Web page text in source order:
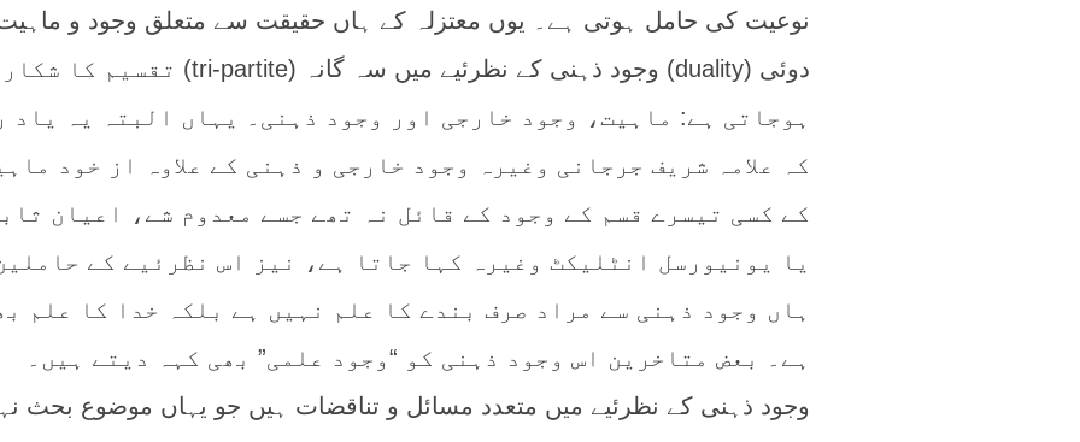
نوعیت کی حامل ہوتی ہے۔ یوں معتزلہ کے ہاں حقیقت سے متعلق وجود و
دوئی (duality) وجود ذہنی کے نظرئیے میں سہ گانہ (tri-partite) تقسیم کا شکار
ہوجاتی ہے: ماہیت، وجود خارجی اور وجود ذہنی۔ یہاں البتہ یہ یاد
کہ علامہ شریف جرجانی وغیرہ وجود خارجی و ذہنی کے علاوہ از خود
کے کسی تیسرے قسم کے وجود کے قائل نہ تھے جسے معدوم شے، اعیان
یا یونیورسل انٹلیکٹ وغیرہ کہا جاتا ہے، نیز اس نظرئیے کے
ہاں وجود ذہنی سے مراد صرف بندے کا علم نہیں ہے بلکہ خدا کا علم
ہے۔ بعض متاخرین اس وجود ذہنی کو “وجود علمی” بھی کہہ دیتے ہیں۔
وجود ذہنی کے نظرئیے میں متعدد مسائل و تناقضات ہیں جو یہاں موضوع بحث